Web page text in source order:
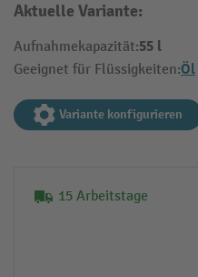
Aktuelle Variante:
Aufnahmekapazität:55 l
Geeignet für Flüssigkeiten:Öl
Variante konfigurieren
15 Arbeitstage